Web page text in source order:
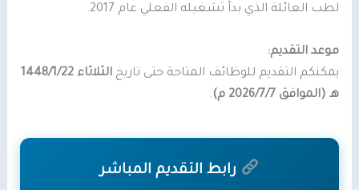
لطب العائلة الذي بدأ تشغيله الفعلي عام 2017.
موعد التقديم:
يمكنكم التقديم للوظائف المتاحة حتى تاريخ
الثلاثاء 1448/1/22
هـ (الموافق 2026/7/7 م)
.
رابط التقديم المباشر